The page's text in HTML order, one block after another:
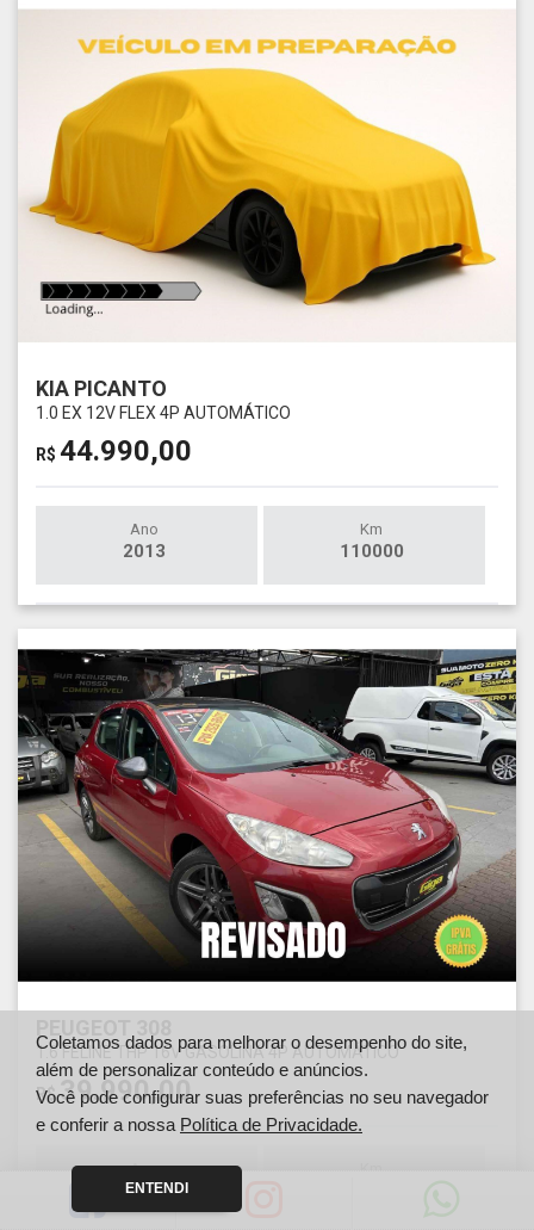
KIA PICANTO
1.0 EX 12V FLEX 4P AUTOMÁTICO
R$ 44.990,00
Ano
2013
Km
110000
1.6 FELINE THP 16V GASOLINA 4P AUTOMÁTICO
R$39.990,00
Ano
2013
Coletamos dados para melhorar o desempenho do site,
além de personalizar conteúdo e anúncios.
Você pode configurar suas preferências no seu navegador
e conferir a nossa Política de Privacidade.
ENTENDI